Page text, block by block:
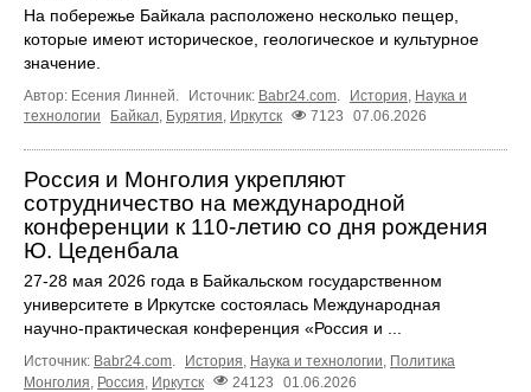
На побережье Байкала расположено несколько пещер,
которые имеют историческое, геологическое и культурное
значение.
Автор: Есения Линней. Источник: Babr24.com. История, Наука и
технологии
Байкал, Бурятия, Иркутск 7123 07.06.2026
Россия и Монголия укрепляют
сотрудничество на международной
конференции к 110‑летию со дня рождения
Ю. Цеденбала
27-28 мая 2026 года в Байкальском государственном
университете в Иркутске состоялась Международная
научно‑практическая конференция «Россия и ...
Источник: Babr24.com. История, Наука и технологии, Политика
Монголия Россия Иркутск 24123 01.06.2026